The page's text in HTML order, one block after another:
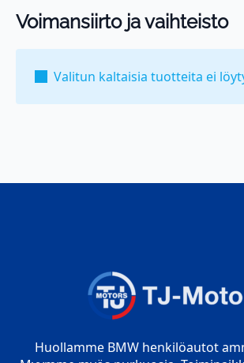
Voimansiirto ja vaihteisto
Valitun kaltaisia tuotteita ei
Huollamme BMW henkilöautot